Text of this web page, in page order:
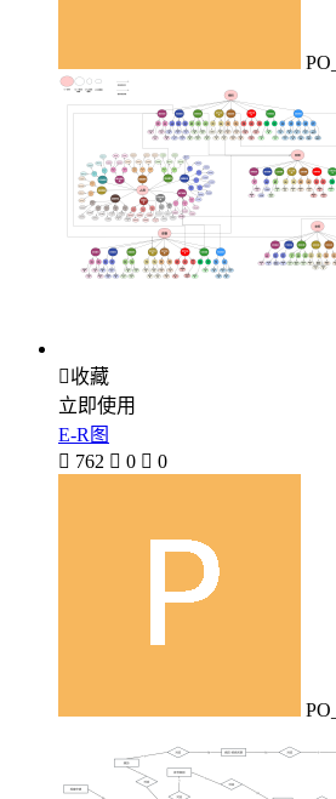
收藏
立即使用
E-R图
 762  0  0